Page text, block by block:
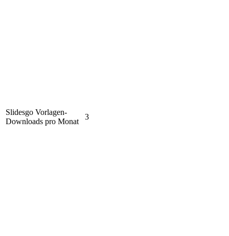
Slidesgo Vorlagen-
Downloads pro Monat
3